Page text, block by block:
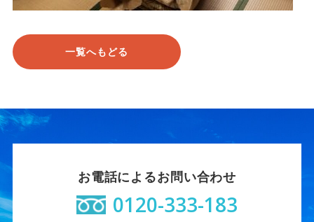
一覧へもどる
お電話によるお問い合わせ
0120-333-183